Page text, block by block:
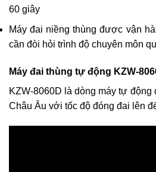
60 giây
Máy đai niềng thùng được vận
cần đòi hỏi trình độ chuyên môn
Máy đai thùng tự động KZW-
KZW-8060D là dòng máy tự
Châu Âu với tốc độ đóng đai lên